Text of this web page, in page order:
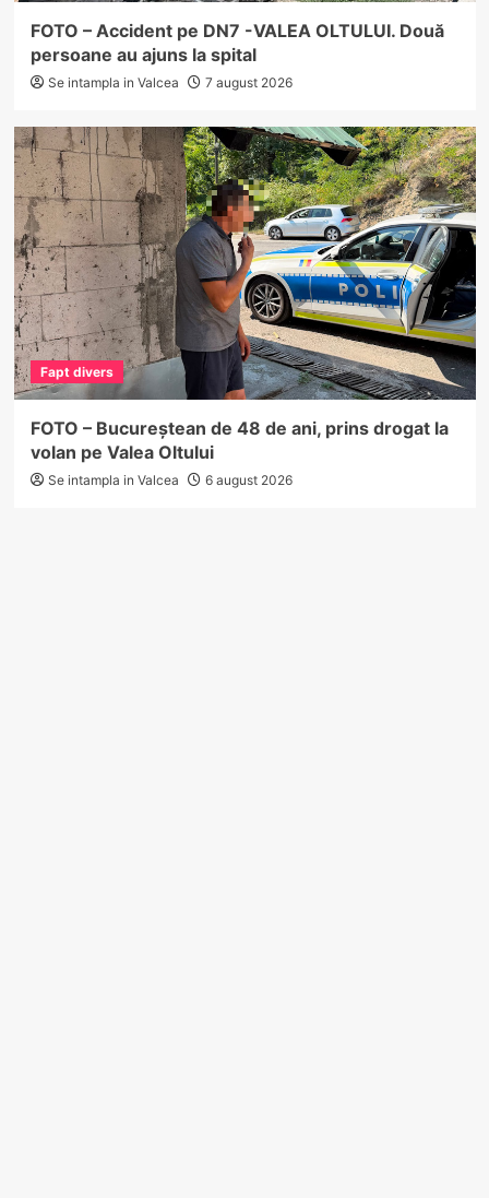
FOTO – Accident pe DN7 -VALEA OLTULUI. Două
persoane au ajuns la spital
Se intampla in Valcea 7 august 2026
Fapt divers
FOTO – Bucureștean de 48 de ani, prins drogat la
volan pe Valea Oltului
Se intampla in Valcea 6 august 2026